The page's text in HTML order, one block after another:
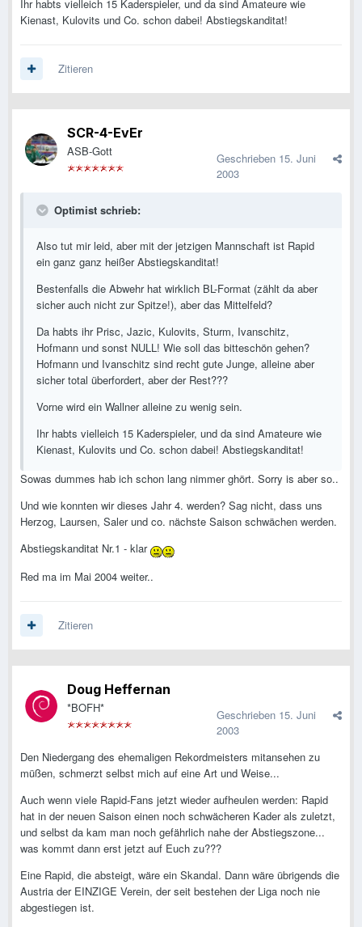
Ihr habts vielleich 15 Kaderspieler, und da sind Amateure wie
Kienast, Kulovits und Co. schon dabei! Abstiegskanditat!
Zitieren
SCR-4-EvEr
ASB-Gott Geschrieben 15. Juni
2003
Optimist schrieb:
Also tut mir leid, aber mit der jetzigen Mannschaft ist Rapid
ein ganz ganz heißer Abstiegskanditat!
Bestenfalls die Abwehr hat wirklich BL-Format (zählt da aber
sicher auch nicht zur Spitze!), aber das Mittelfeld?
Da habts ihr Prisc, Jazic, Kulovits, Sturm, Ivanschitz,
Hofmann und sonst NULL! Wie soll das bitteschön gehen?
Hofmann und Ivanschitz sind recht gute Junge, alleine aber
sicher total überfordert, aber der Rest???
Vorne wird ein Wallner alleine zu wenig sein.
Ihr habts vielleich 15 Kaderspieler, und da sind Amateure wie
Kienast, Kulovits und Co. schon dabei! Abstiegskanditat!
Sowas dummes hab ich schon lang nimmer ghört. Sorry is aber so..
Und wie konnten wir dieses Jahr 4. werden? Sag nicht, dass uns
Herzog, Laursen, Saler und co. nächste Saison schwächen werden.
Abstiegskanditat Nr.1 - klar
Red ma im Mai 2004 weiter..
Zitieren
Doug Heffernan
*BOFH* Geschrieben 15. Juni
2003
Den Niedergang des ehemaligen Rekordmeisters mitansehen zu
müßen, schmerzt selbst mich auf eine Art und Weise...
Auch wenn viele Rapid-Fans jetzt wieder aufheulen werden: Rapid
hat in der neuen Saison einen noch schwächeren Kader als zuletzt,
und selbst da kam man noch gefährlich nahe der Abstiegszone...
was kommt dann erst jetzt auf Euch zu???
Eine Rapid, die absteigt, wäre ein Skandal. Dann wäre übrigends die
Austria der EINZIGE Verein, der seit bestehen der Liga noch nie
abgestiegen ist.